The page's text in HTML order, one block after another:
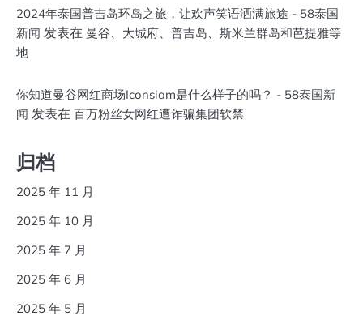
2024年泰国普吉岛环岛之旅，让欢声笑语洒满旅途 - 58泰国
新闻 发表在 曼谷、大城府、普吉岛、斯米兰群岛和芭提雅等
地
你知道曼谷网红商场Iconsiam是什么样子的吗？ - 58泰国新
闻 发表在 百万粉丝女网红遭诈骗集团软禁
归档
2025 年 11 月
2025 年 10 月
2025 年 7 月
2025 年 6 月
2025 年 5 月